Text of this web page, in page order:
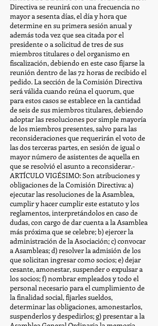
Directiva se reunirá con una frecuencia no
mayor a sesenta días, el día y hora que
determine en su primera sesión anual y
además toda vez que sea citada por el
presidente o a solicitud de tres de sus
miembros titulares o del organismo en
fiscalización, debiendo en este caso fijarse la
reunión dentro de las 72 horas de recibido el
pedido. La sección de la Comisión Directiva
será válida cuando reúna el quorum, que
para estos casos se establece en la cantidad
de seis de sus miembros titulares, debiendo
adoptar las resoluciones por simple mayoría
de los miembros presentes, salvo para las
reconsideraciones que requerirán el voto de
las dos terceras partes, en sesión de igual o
mayor número de asistentes de aquella en
que se resolvió el asunto a reconsiderar.-
ARTÍCULO VIGÉSIMO: Son atribuciones y
obligaciones de la Comisión Directiva: a)
ejecutar las resoluciones de la Asamblea,
cumplir y hacer cumplir este estatuto y los
reglamentos, interpretándolos en caso de
dudas, con cargo de dar cuenta a la Asamblea
más próxima que se celebre; b) ejercer la
administración de la Asociación; c) convocar
a Asambleas; d) resolver la admisión de los
que solicitan ingresar como socios; e) dejar
cesante, amonestar, suspender o expulsar a
los socios; f) nombrar empleados y todo el
personal necesario para el cumplimiento de
la finalidad social, fijarles sueldos,
determinar las obligaciones, amonestarlos,
suspenderlos y despedirlos; g) presentar a la